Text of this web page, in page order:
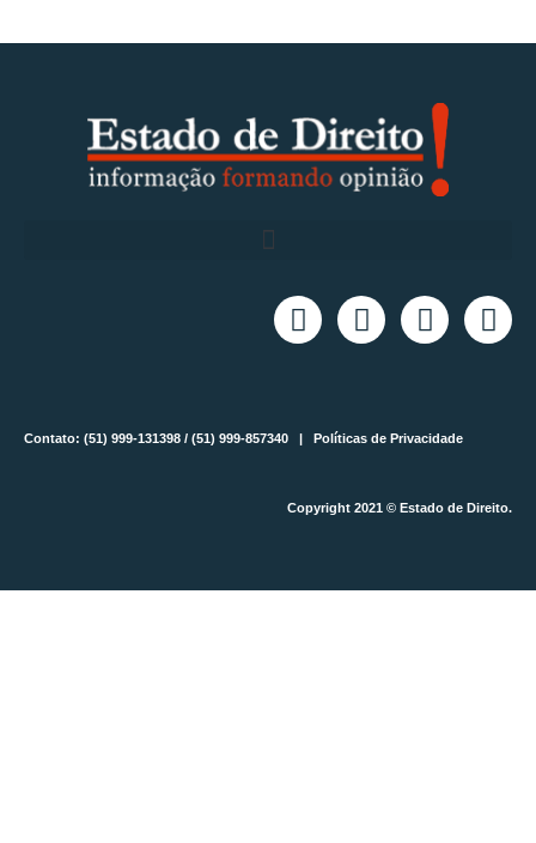
Contato: (51) 999-131398 / (51) 999-857340 | Políticas de Privacidade
Copyright 2021 © Estado de Direito.